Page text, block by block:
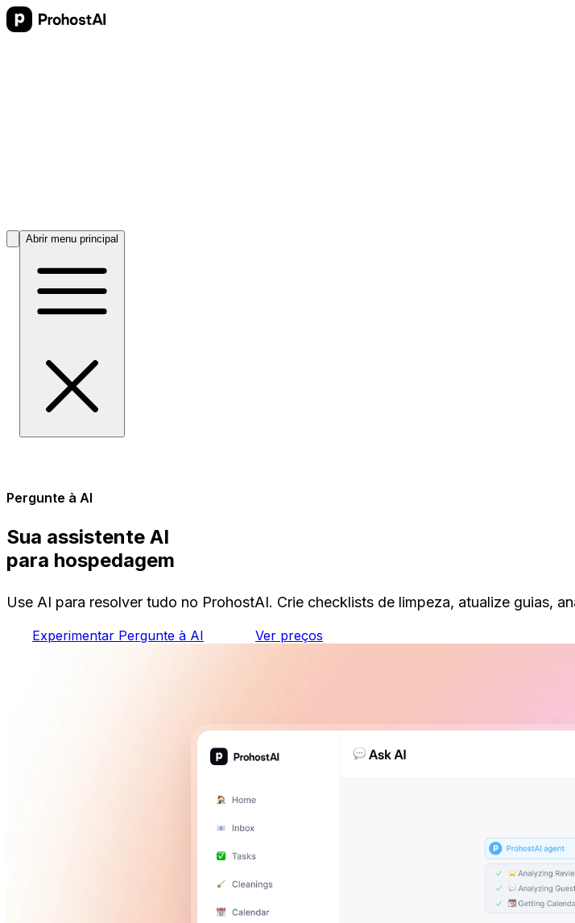
Abrir menu principal
Pergunte à AI
Sua assistente AI
para hospedagem
Use AI para resolver tudo no ProhostAI. Crie checklists de limpeza, atualize guias,
Experimentar Pergunte à AI Ver preços